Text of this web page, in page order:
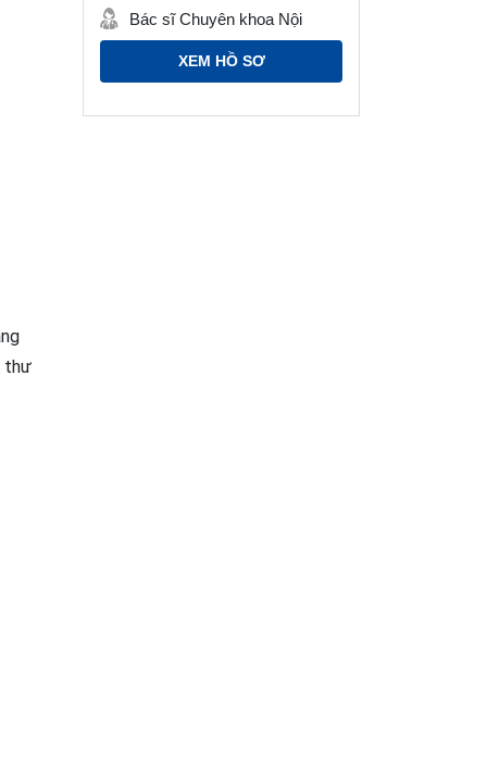
thư
Bác sĩ Chuyên khoa Nội
XEM HỒ SƠ